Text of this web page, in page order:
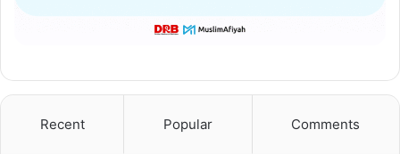
Recent Popular Comments